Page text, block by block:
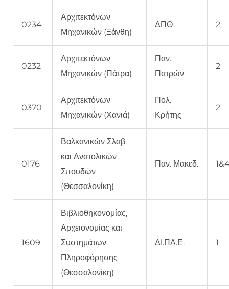
0234
Αρχιτεκτόνων
Μηχανικών (Ξάνθη)
ΔΠΘ 2
0232
Αρχιτεκτόνων
Μηχανικών (Πάτρα)
Παν.
Πατρών
2
0370
Αρχιτεκτόνων
Μηχανικών (Χανιά)
Πολ.
Κρήτης
2
0176
Βαλκανικών Σλαβ.
και Ανατολικών
Σπουδών
(Θεσσαλονίκη)
Παν. Μακεδ.
1609
Βιβλιοθηκονομίας,
Αρχειονομίας και
Συστημάτων
Πληροφόρησης
(Θεσσαλονίκη)
ΔΙ.ΠΑ.Ε. 1